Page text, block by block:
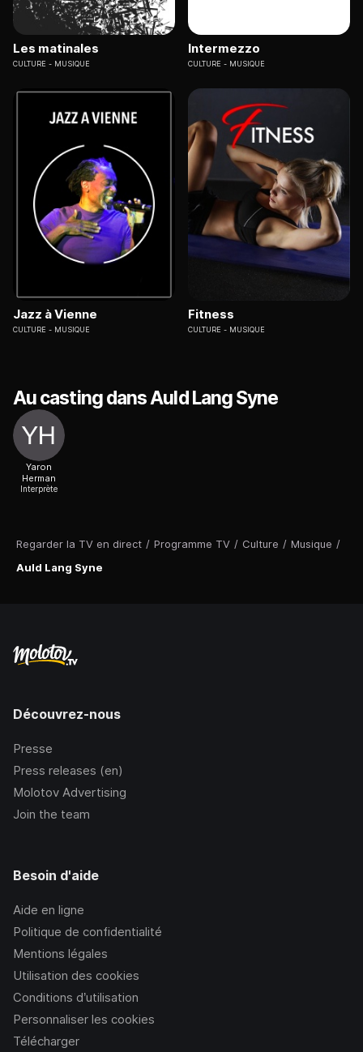
Regarder la TV en direct / Programme TV / Culture / Musique /
Auld Lang Syne
Les matinales
CULTURE MUSIQUE
Intermezzo
CULTURE MUSIQUE
Jazz à Vienne
CULTURE MUSIQUE
Fitness
CULTURE MUSIQUE
Au casting dans Auld Lang Syne
Yaron
Herman
Interprète
Découvrez-nous
Presse
Press releases (en)
Molotov Advertising
Join the team
Besoin d'aide
Aide en ligne
Politique de confidentialité
Mentions légales
Utilisation des cookies
Conditions d’utilisation
Personnaliser les cookies
Télécharger